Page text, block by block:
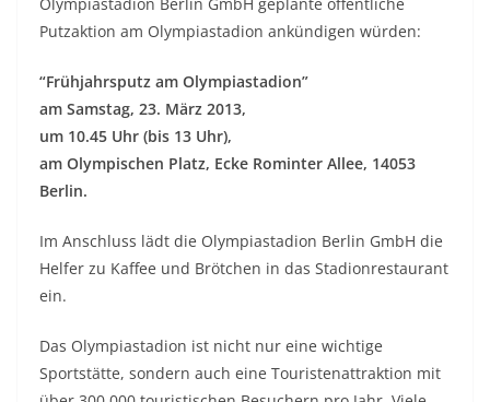
Putzaktion am Olympiastadion ankündigen würden:
“Frühjahrsputz am Olympiastadion”
am Samstag, 23. März 2013,
um 10.45 Uhr (bis 13 Uhr),
am Olympischen Platz, Ecke Rominter Allee, 14053
Berlin.
Im Anschluss lädt die Olympiastadion Berlin GmbH die
Helfer zu Kaffee und Brötchen in das Stadionrestaurant
ein.
Das Olympiastadion ist nicht nur eine wichtige
Sportstätte, sondern auch eine Touristenattraktion mit